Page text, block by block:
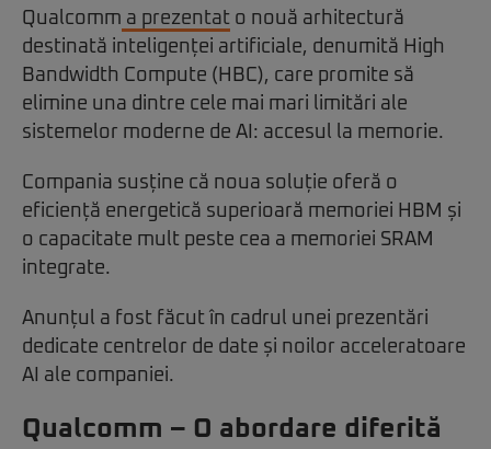
Qualcomm a prezentat o nouă arhitectură
destinată inteligenței artificiale, denumită High
Bandwidth Compute (HBC), care promite să
elimine una dintre cele mai mari limitări ale
sistemelor moderne de AI: accesul la memorie.
Compania susține că noua soluție oferă o
eficiență energetică superioară memoriei HBM și
o capacitate mult peste cea a memoriei SRAM
integrate.
Anunțul a fost făcut în cadrul unei prezentări
dedicate centrelor de date și noilor acceleratoare
AI ale companiei.
Qualcomm – O abordare diferită